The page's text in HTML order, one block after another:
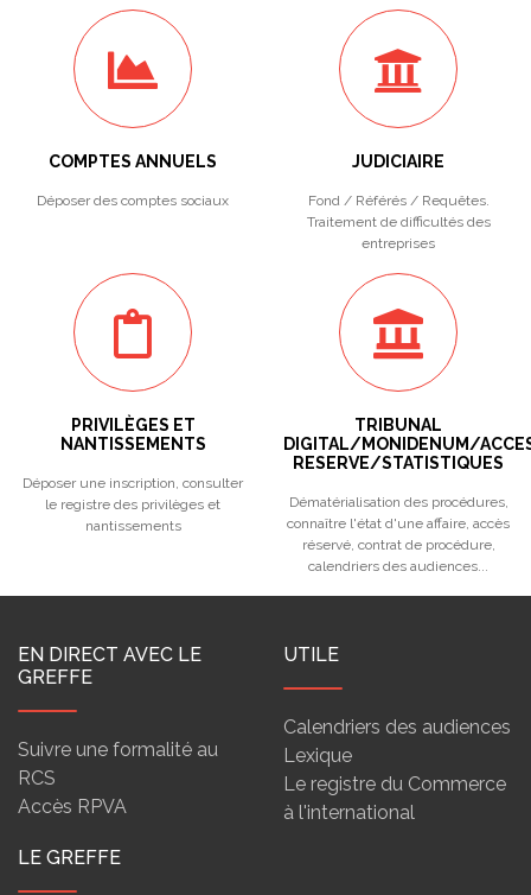
COMPTES ANNUELS
Déposer des comptes sociaux
JUDICIAIRE
Fond / Référés / Requêtes.
Traitement de difficultés des
entreprises
PRIVILÈGES ET
NANTISSEMENTS
Déposer une inscription, consulter
le registre des privilèges et
nantissements
TRIBUNAL
DIGITAL/MONIDENUM/
RESERVE/STATISTIQUES
Dématérialisation des procédures,
connaître l'état d'une affaire, accès
réservé, contrat de procédure,
calendriers des audiences...
EN DIRECT AVEC LE
GREFFE
Suivre une formalité au
RCS
Accès RPVA
UTILE
Calendriers des audiences
Lexique
Le registre du Commerce
à l'international
LE GREFFE